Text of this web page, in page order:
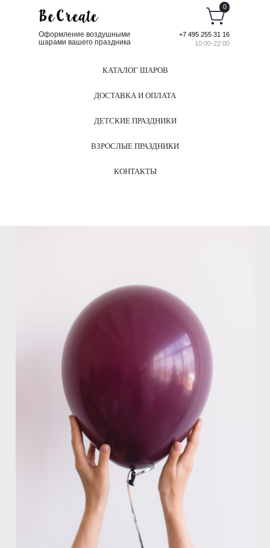
Оформление воздушными
шарами вашего праздника
+7 495 255 31 16
10:00-22:00
0
КАТАЛОГ ШАРОВ
ДОСТАВКА И ОПЛАТА
ДЕТСКИЕ ПРАЗДНИКИ
ВЗРОСЛЫЕ ПРАЗДНИКИ
КОНТАКТЫ